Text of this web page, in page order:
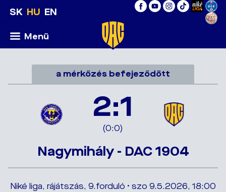
SK HU EN
Menü
a mérkőzés befejeződött
2:1
(0:0)
Nagymihály - DAC 1904
Niké liga, rájátszás, 9.forduló • szo 9.5.2026, 18:00